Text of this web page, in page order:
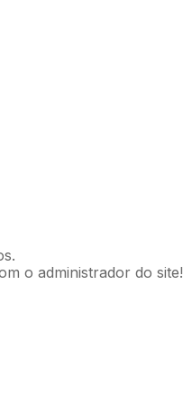
o administrador do site!